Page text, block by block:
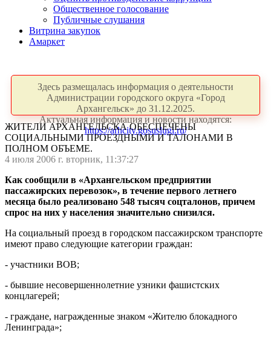
Общественное голосование
Публичные слушания
Витрина закупок
Амаркет
Здесь размещалась информация о деятельности
Администрации городского округа «Город
Архангельск» до 31.12.2025.
Актуальная информация и новости находятся:
https://arhcity.gosuslugi.ru/
ЖИТЕЛИ АРХАНГЕЛЬСКА ОБЕСПЕЧЕНЫ
СОЦИАЛЬНЫМИ ПРОЕЗДНЫМИ И ТАЛОНАМИ В
ПОЛНОМ ОБЪЕМЕ.
4 июля 2006 г. вторник, 11:37:27
Как сообщили в «Архангельском предприятии
пассажирских перевозок», в течение первого летнего
месяца было реализовано 548 тысяч соцталонов, причем
спрос на них у населения значительно снизился.
На социальный проезд в городском пассажирском транспорте
имеют право следующие категории граждан:
- участники ВОВ;
- бывшие несовершеннолетние узники фашистских
концлагерей;
- граждане, награжденные знаком «Жителю блокадного
Ленинграда»;